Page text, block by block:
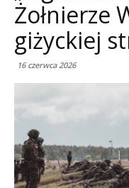
Żołnierze
giżyckiej
16 czerwca 2026